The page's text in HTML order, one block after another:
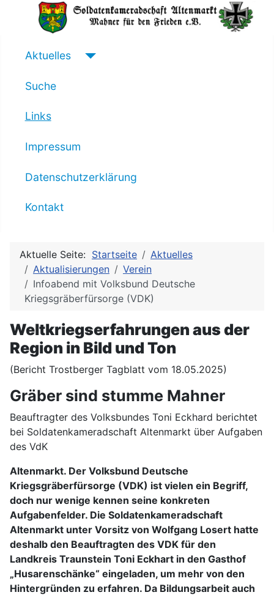
Aktuelles
Suche
Links
Impressum
Datenschutzerklärung
Kontakt
Aktuelle Seite: Startseite
Aktuelles
Aktualisierungen
Verein
Infoabend mit Volksbund Deutsche
Kriegsgräberfürsorge (VDK)
Weltkriegserfahrungen aus der
Region in Bild und Ton
(Bericht Trostberger Tagblatt vom 18.05.2025)
Gräber sind stumme Mahner
Beauftragter des Volksbundes Toni Eckhard berichtet
bei Soldatenkameradschaft Altenmarkt über Aufgaben
des VdK
Altenmarkt. Der Volksbund Deutsche
Kriegsgräberfürsorge (VDK) ist vielen ein Begriff,
doch nur wenige kennen seine konkreten
Aufgabenfelder. Die Soldatenkameradschaft
Altenmarkt unter Vorsitz von Wolfgang Losert hatte
deshalb den Beauftragten des VDK für den
Landkreis Traunstein Toni Eckhart in den Gasthof
„Husarenschänke“ eingeladen, um mehr von den
Hintergründen zu erfahren. Da Bildungsarbeit auch